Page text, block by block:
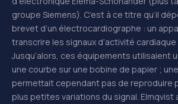
groupe Siemens). C’est à ce titre qu’il
brevet d’un électrocardiographe : un
transcrire les signaux d’activité cardiaque
Jusqu’alors, ces équipements utilisaient
une courbe sur une bobine de papier ;
permettait cependant pas de reproduire
plus petites variations du signal. Elmqvist